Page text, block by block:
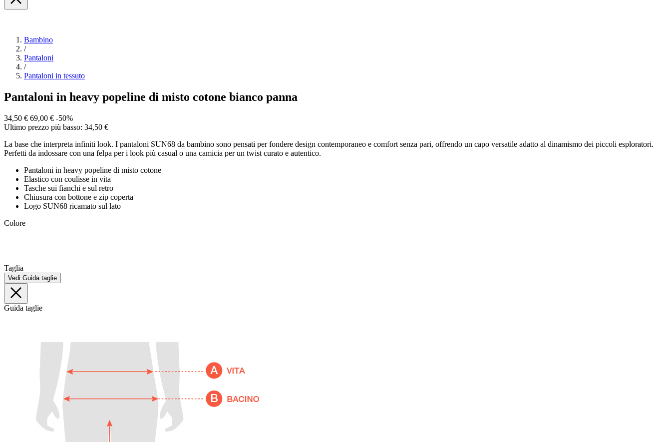
Bambino
/
Pantaloni
/
Pantaloni in tessuto
Pantaloni in heavy popeline di misto cotone bianco panna
34,50 € 69,00 € -50%
Ultimo prezzo più basso: 34,50 €
La base che interpreta infiniti look. I pantaloni SUN68 da bambino sono pensati per fondere design contemporaneo e comfort senza pari, offrendo un capo versatile adatto al dinamismo dei piccoli esploratori.
Perfetti da indossare con una felpa per i look più casual o una camicia per un twist curato e autentico.
Pantaloni in heavy popeline di misto cotone
Elastico con coulisse in vita
Tasche sui fianchi e sul retro
Chiusura con bottone e zip coperta
Logo SUN68 ricamato sul lato
Colore
Taglia
Vedi Guida taglie
Guida taglie